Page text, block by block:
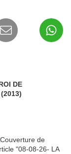
DE
BRUXELLES, JE NE SUIS PAS D'ACCORD ! (2013)